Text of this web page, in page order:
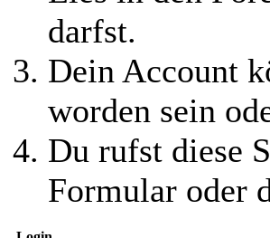
darfst.
Dein Account
worden sein
Du rufst diese
Formular oder